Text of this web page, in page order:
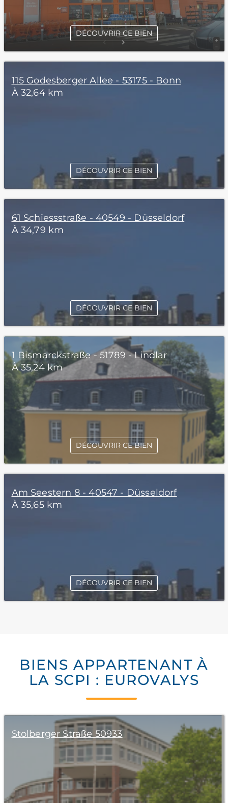
DÉCOUVRIR CE BIEN
115 Godesberger Allee - 53175 - Bonn
À 32,64 km
DÉCOUVRIR CE BIEN
61 Schiessstraße - 40549 - Düsseldorf
À 34,79 km
DÉCOUVRIR CE BIEN
1 Bismarckstraße - 51789 - Lindlar
À 35,24 km
DÉCOUVRIR CE BIEN
Am Seestern 8 - 40547 - Düsseldorf
À 35,65 km
DÉCOUVRIR CE BIEN
BIENS APPARTENANT À
LA SCPI : EUROVALYS
Stolberger Straße 50933